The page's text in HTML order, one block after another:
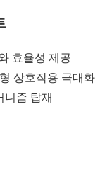
효율성 제공
상호작용 극대화
니즘 탑재